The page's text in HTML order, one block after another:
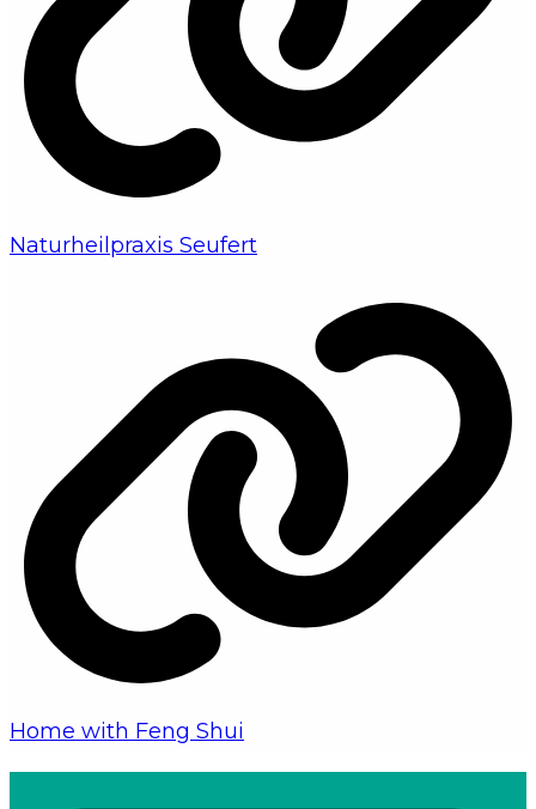
Naturheilpraxis Seufert
Home with Feng Shui